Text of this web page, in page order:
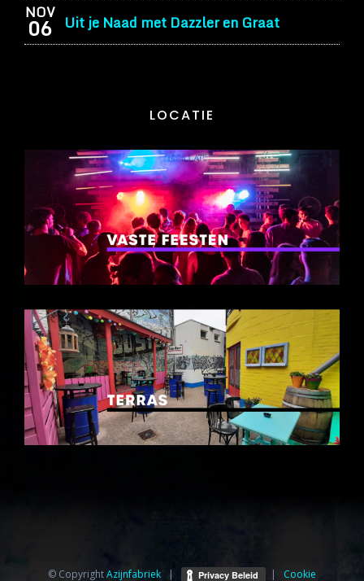
NOV
06 Uit je Naad met Dazzler en Graat
LOCATIE
© CopyrightAzijnfabriek⁩ | | Cookie